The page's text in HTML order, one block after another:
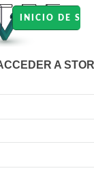
INICIO DE
A